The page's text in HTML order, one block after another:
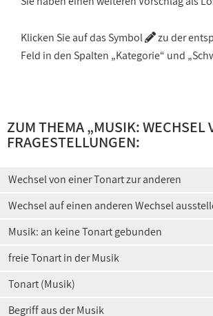
Klicken Sie auf das Symbol
zu der
Feld in den Spalten „Kategorie“ und
ZUM THEMA „MUSIK: WECHSEL
FRAGESTELLUNGEN:
Wechsel von einer Tonart zur anderen
Wechsel auf einen anderen Wechsel
Musik: an keine Tonart gebunden
freie Tonart in der Musik
Tonart (Musik)
Begriff aus der Musik